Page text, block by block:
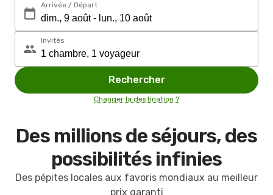
Arrivée / Départ
Invités
Rechercher
Changer la destination ?
Des millions de séjours, des
possibilités infinies
Des pépites locales aux favoris mondiaux au meilleur
prix garanti